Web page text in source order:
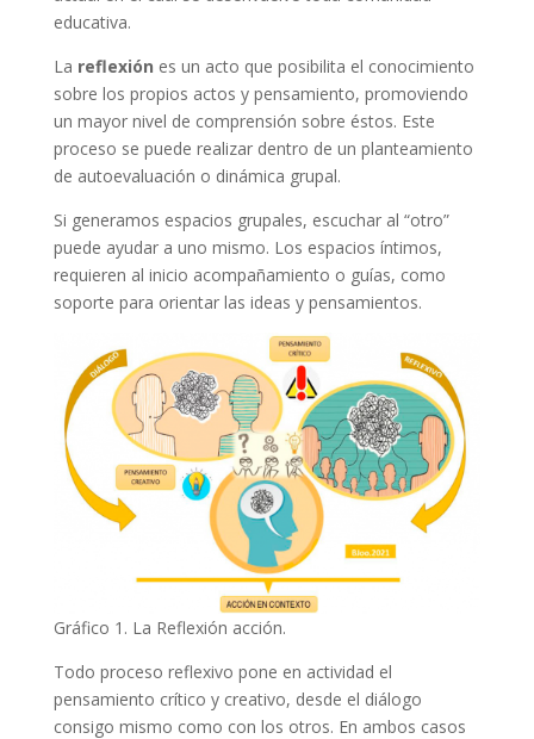
educativa.
La reflexión es un acto que posibilita el conocimiento
sobre los propios actos y pensamiento, promoviendo
un mayor nivel de comprensión sobre éstos. Este
proceso se puede realizar dentro de un planteamiento
de autoevaluación o dinámica grupal.
Si generamos espacios grupales, escuchar al “otro”
puede ayudar a uno mismo. Los espacios íntimos,
requieren al inicio acompañamiento o guías, como
soporte para orientar las ideas y pensamientos.
Gráfico 1. La Reflexión acción.
Todo proceso reflexivo pone en actividad el
pensamiento crítico y creativo, desde el diálogo
consigo mismo como con los otros. En ambos casos